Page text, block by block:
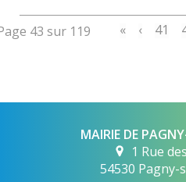
43 sur 119 « ‹ 41
MAIRIE DE
1 Rue
54530 Pagny-